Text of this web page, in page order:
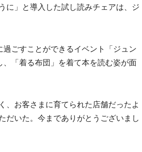
に」と導入した試し読みチェアは、ジ
ごすことができるイベント「ジュン
「着る布団」を着て本を読む姿が面
お客さまに育てられた店舗だったよ
だいた。今までありがとうございまし